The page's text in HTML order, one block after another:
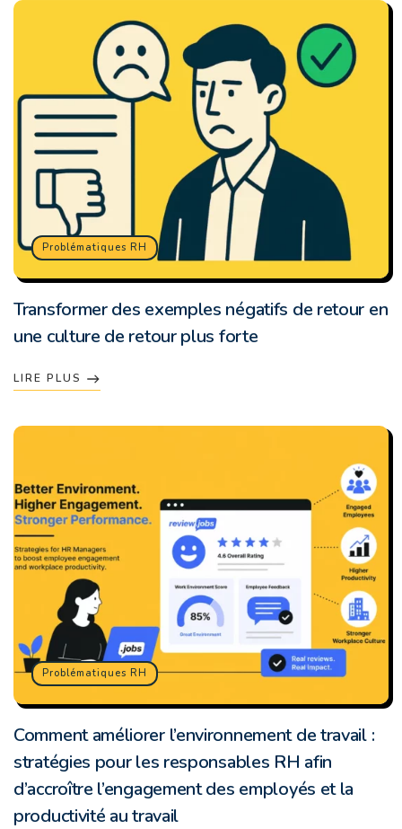
Problématiques RH
Transformer des exemples négatifs de retour en
une culture de retour plus forte
LIRE PLUS
Problématiques RH
Comment améliorer l’environnement de travail :
stratégies pour les responsables RH afin
d’accroître l’engagement des employés et la
productivité au travail